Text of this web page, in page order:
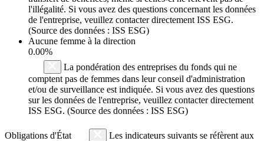
l'illégalité. Si vous avez des questions concernant les données
de l'entreprise, veuillez contacter directement ISS ESG.
(Source des données : ISS ESG)
Aucune femme à la direction
0.00%
La pondération des entreprises du fonds qui ne
comptent pas de femmes dans leur conseil d'administration
et/ou de surveillance est indiquée. Si vous avez des questions
sur les données de l'entreprise, veuillez contacter directement
ISS ESG. (Source des données : ISS ESG)
Obligations d'État
Les indicateurs suivants se réfèrent aux